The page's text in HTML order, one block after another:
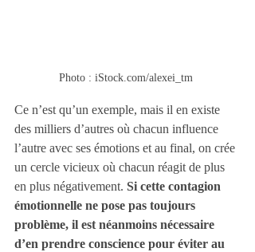
Photo : iStock.com/alexei_tm
Ce n’est qu’un exemple, mais il en existe
des milliers d’autres où chacun influence
l’autre avec ses émotions et au final, on crée
un cercle vicieux où chacun réagit de plus
en plus négativement. Si cette contagion
émotionnelle ne pose pas toujours
problème, il est néanmoins nécessaire
d’en prendre conscience pour éviter au